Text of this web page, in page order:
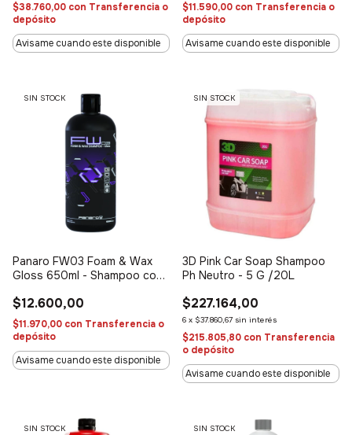
$38.760,00 con Transferencia o
depósito
Avisame cuando este disponible
$11.590,00 con Transferencia o
depósito
Avisame cuando este disponible
SIN STOCK
Panaro FW03 Foam & Wax
Gloss 650ml - Shampoo con
$12.600,00
$11.970,00 con Transferencia o
depósito
Avisame cuando este disponible
SIN STOCK
3D Pink Car Soap Shampoo
Ph Neutro - 5 G /20L
$227.164,00
6 x $37.860,67 sin interés
$215.805,80 con Transferencia
o depósito
Avisame cuando este disponible
SIN STOCK SIN STOCK